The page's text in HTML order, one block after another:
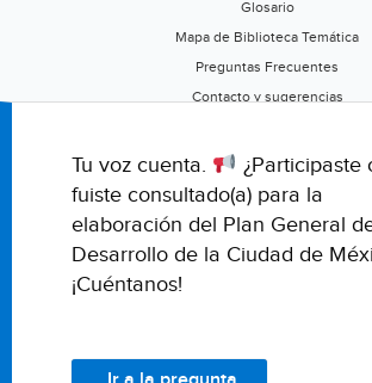
Glosario
Mapa de Biblioteca Temática
Preguntas Frecuentes
Contacto y sugerencias
Califica este portal
Tu voz cuenta.
¿Participaste
fuiste consultado(a) para la
elaboración del Plan General
Desarrollo de la Ciudad de
¡Cuéntanos!